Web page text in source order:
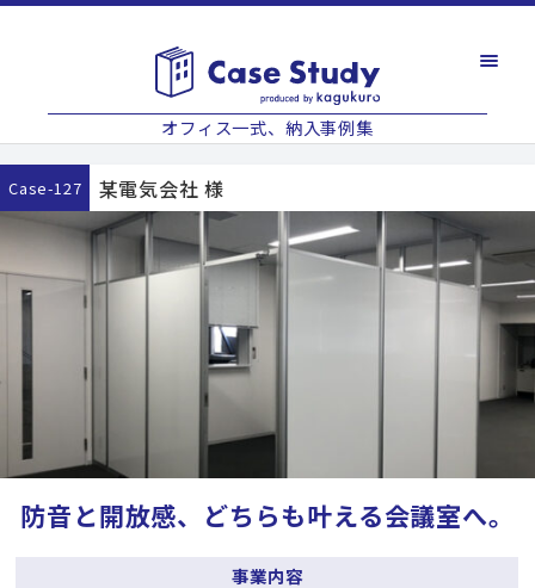
オフィス一式、納入事例集
case-127 某電気会社 様
防音と開放感、どちらも叶える会議室へ。
事業内容